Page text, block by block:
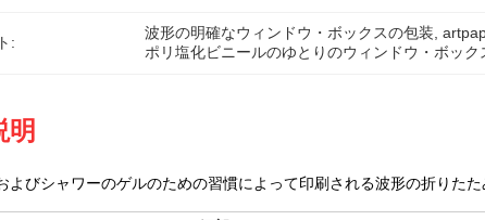
:
波形の明確なウィンドウ・ボックスの包装 ,
ポリ塩化ビニールのゆとりのウィンドウ・ボック
明
よびシャワーのゲルのための習慣によって印刷される波形の折りた